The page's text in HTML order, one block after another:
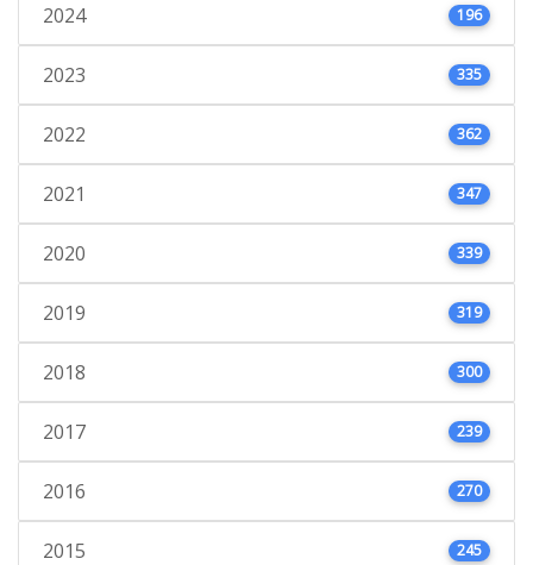
2024 196
2023 335
2022 362
2021 347
2020 339
2019 319
2018 300
2017 239
2016 270
2015 245